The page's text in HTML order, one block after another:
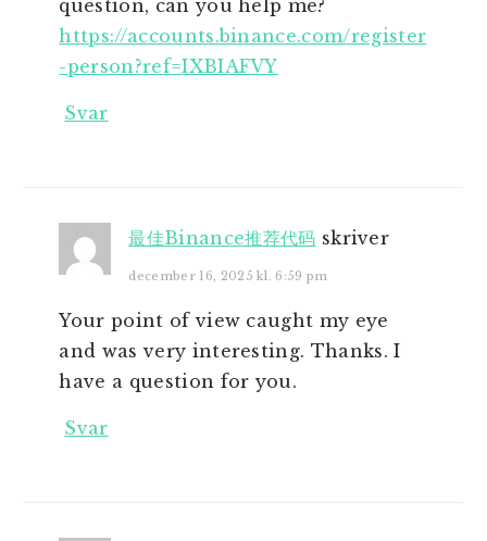
question, can you help me?
https://accounts.binance.com/register
-person?ref=IXBIAFVY
Svar
最佳Binance推荐代码 skriver
december 16, 2025 kl. 6:59 pm
Your point of view caught my eye
and was very interesting. Thanks. I
have a question for you.
Svar